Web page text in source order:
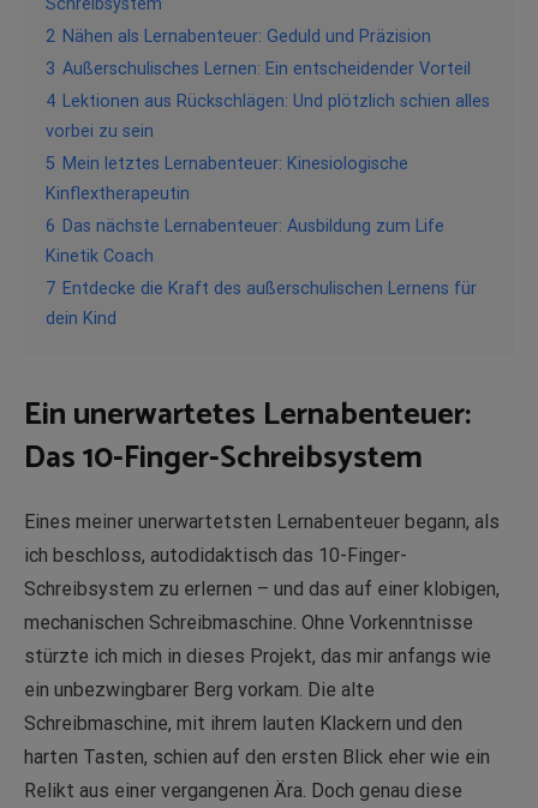
2 Nähen als Lernabenteuer: Geduld und Präzision
3 Außerschulisches Lernen: Ein entscheidender Vorteil
4 Lektionen aus Rückschlägen: Und plötzlich schien alles
vorbei zu sein
5 Mein letztes Lernabenteuer: Kinesiologische
Kinflextherapeutin
6 Das nächste Lernabenteuer: Ausbildung zum Life
Kinetik Coach
7 Entdecke die Kraft des außerschulischen Lernens für
dein Kind
Ein unerwartetes Lernabenteuer:
Das 10-Finger-Schreibsystem
Eines meiner unerwartetsten Lernabenteuer begann, als
ich beschloss, autodidaktisch das 10-Finger-
Schreibsystem zu erlernen – und das auf einer klobigen,
mechanischen Schreibmaschine. Ohne Vorkenntnisse
stürzte ich mich in dieses Projekt, das mir anfangs wie
ein unbezwingbarer Berg vorkam. Die alte
Schreibmaschine, mit ihrem lauten Klackern und den
harten Tasten, schien auf den ersten Blick eher wie ein
Relikt aus einer vergangenen Ära. Doch genau diese